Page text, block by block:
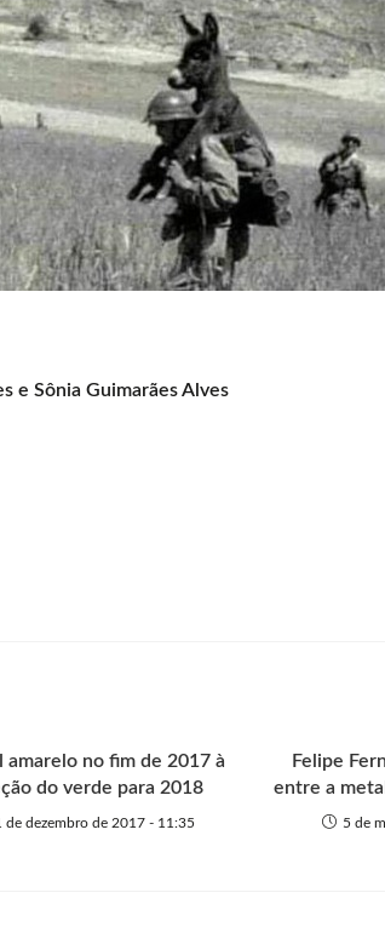
e Sônia Guimarães Alves
amarelo no fim de 2017 à
do verde para 2018
de dezembro de 2017 - 11:35
Felipe
entre a
5 de